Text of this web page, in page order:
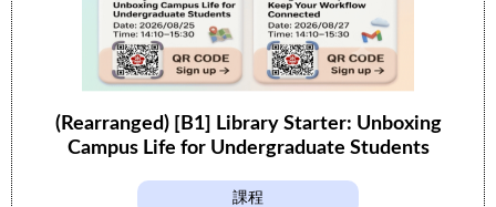
(Rearranged) [B1] Library Starter: Unboxing
Campus Life for Undergraduate Students
課程